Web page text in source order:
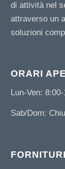
di attività nel
attraverso un
soluzioni
ORARI
Lun-Ven:
Sab/Dom: